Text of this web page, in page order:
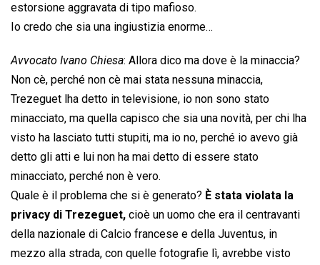
estorsione aggravata di tipo mafioso.
Io credo che sia una ingiustizia enorme…
Avvocato Ivano Chiesa: Allora dico ma dove è la minaccia?
Non cè, perché non cè mai stata nessuna minaccia,
Trezeguet lha detto in televisione, io non sono stato
minacciato, ma quella capisco che sia una novità, per chi lha
visto ha lasciato tutti stupiti, ma io no, perché io avevo già
detto gli atti e lui non ha mai detto di essere stato
minacciato, perché non è vero.
Quale è il problema che si è generato? È stata violata la
privacy di Trezeguet, cioè un uomo che era il centravanti
della nazionale di Calcio francese e della Juventus, in
mezzo alla strada, con quelle fotografie lì, avrebbe visto